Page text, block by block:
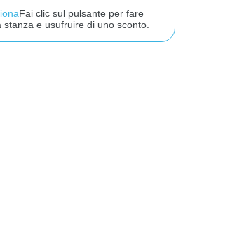
Fai clic sul pulsante per fare
e usufruire di uno sconto.